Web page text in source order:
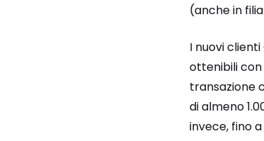
(anche in
I nuovi
ottenibili con
transazione
di almeno
invece, fino